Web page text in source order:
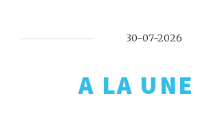
30-07-2026
A LA